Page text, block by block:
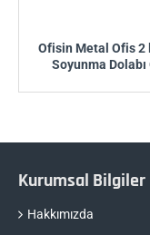
Ofisin Metal Ofis 2
Soyunma Dolabı
Kurumsal Bilgiler
Hakkımızda